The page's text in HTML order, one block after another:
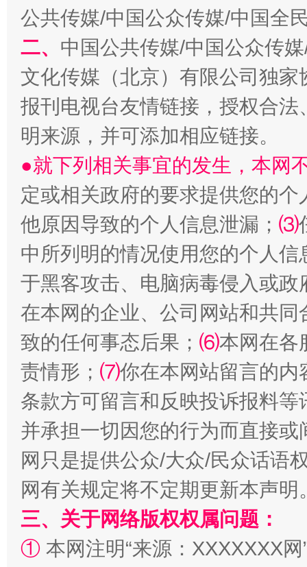
阿坝州三大球赛在茂县开幕 规模
国家大学科技园优化重塑工作
公共传媒/中国公众传媒/中国全
二、 中国公共传媒/中国公众传
文化传媒（北京）有限公司独
报刊电视台友情链接，授权合
明来源，并可添加相应链接。
●就下列相关事宜的发生，本网
定或相关政府的要求提供您的个
他原因导致的个人信息泄漏； ⑶
中所列明的情况使用您的个人
于黑客攻击、电脑病毒侵入或
在本网的企业、公司网站和共
致的任何事态后果； ⑹本网在各
责情形； ⑺你在本网站留言的内
条款方可留言和反映投诉报料
并承担一切因您的行为而直接
网只是提供公众/大众/民众话语
网有关规定将不定期更新本声明
三、关于网络版权权属问题：
① 本网注明“来源：XXXXXXX